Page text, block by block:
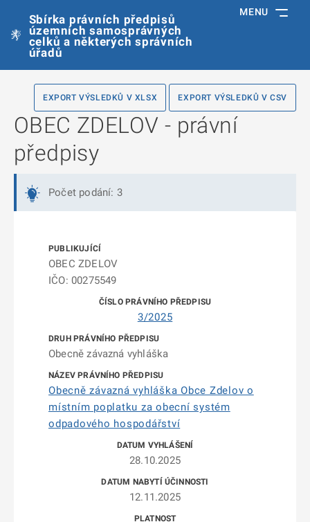
Sbírka právních předpisů
územních samosprávných
celků a některých správních
úřadů
MENU
EXPORT VÝSLEDKŮ V XLSX EXPORT VÝSLEDKŮ V CSV
OBEC ZDELOV - právní
předpisy
Počet podání: 3
OBEC ZDELOV
IČO: 00275549
3/2025
Obecně závazná vyhláška
Obecně závazná vyhláška Obce Zdelov o
místním poplatku za obecní systém
odpadového hospodářství
28.10.2025
12.11.2025